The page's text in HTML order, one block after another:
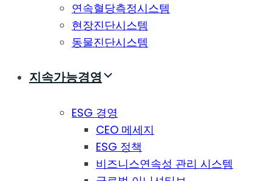
연속혈당측정시스템
현장진단시스템
동물진단시스템
지속가능경영
ESG 경영
CEO 메세지
ESG 정책
비즈니스연속성 관리 시스템